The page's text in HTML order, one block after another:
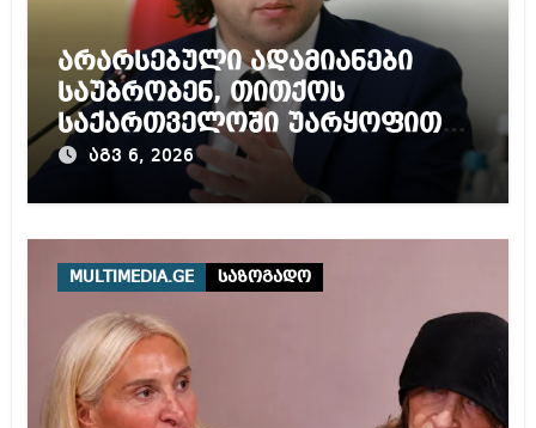
არარსებული ადამიანები
საუბრობენ, თითქოს
საქართველოში უარყოფითი
გარემოა შექმნილი რუსი
ტურისტებისთვის, ჩვენი კარი
აგვ 6, 2026
MULTIMEDIA.GE საზოგადო